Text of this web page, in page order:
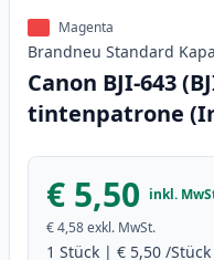
Magenta
Brandneu Standard
Canon BJI-643
tintenpatrone
€ 5,50 inkl.
€ 4,58exkl. MwSt.
1 Stück | € 5,50 /Stück